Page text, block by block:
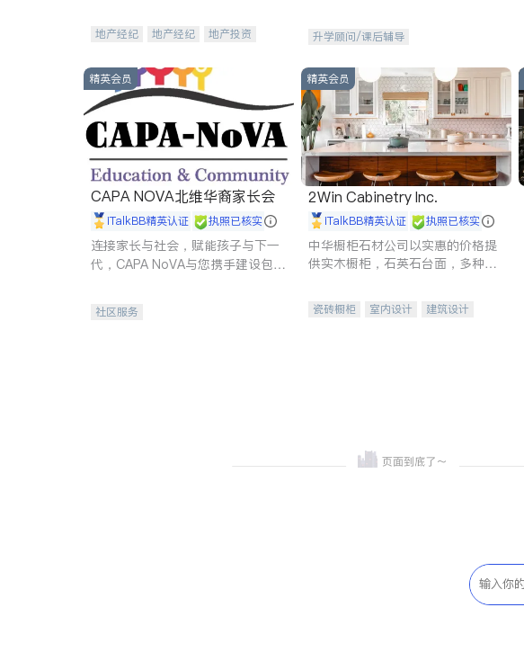
地产经纪 地产经纪
地产投资
升学顾问/课后辅导
精英会员
CAPA NOVA北维华裔家长会
iTalkBB精英认证 执照已核实
连接家长与社会，赋能孩子与下一
代，CAPA NoVA与您携手建设包
社区服务
精英会员
2Win Cabinetry Inc.
iTalkBB精英认证 执照已核实
中华橱柜石材公司以实惠的价格提
供实木橱柜，石英石台面，多种优
瓷砖橱柜 室内设计
建筑设计